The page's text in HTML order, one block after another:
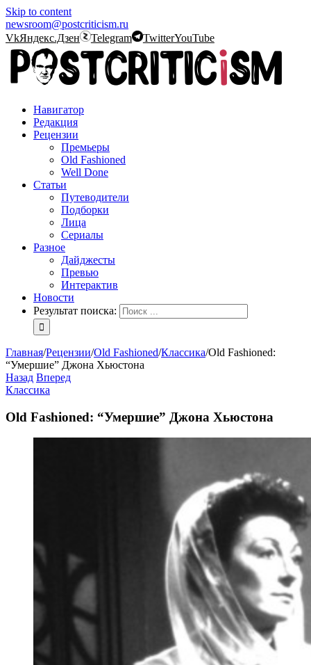
Skip to content
newsroom@postcriticism.ru
VkЯндекс.Дзен Telegram TwitterYouTube
Навигатор
Редакция
Рецензии
Премьеры
Old Fashioned
Well Done
Статьи
Путеводители
Подборки
Лица
Сериалы
Разное
Дайджесты
Превью
Интерактив
Новости
Результат поиска:
Главная/Рецензии/Old Fashioned/Классика/Old Fashioned:
“Умершие” Джона Хьюстона
Назад Вперед
Классика
Old Fashioned: “Умершие” Джона Хьюстона